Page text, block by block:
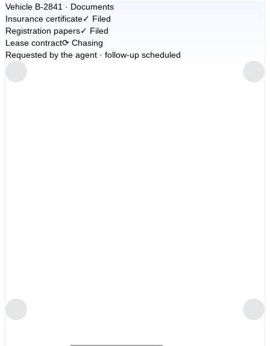
Vehicle B-2841 · Documents
Insurance certificate✓ Filed
Registration papers✓ Filed
Lease contract⟳ Chasing
Requested by the agent · follow-up scheduled